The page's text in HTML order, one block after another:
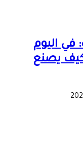
في اليوم
يصنع